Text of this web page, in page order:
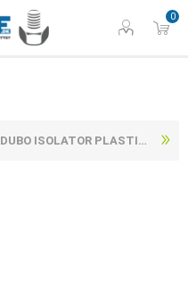
0
DUBO ISOLATOR PLASTIK PA 6 HVID KORREX ISOLERINGSRØR M8X10 (100 STK)